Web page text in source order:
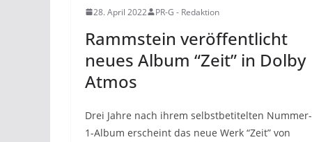
28. April 2022 PR-G - Redaktion
Rammstein veröffentlicht
neues Album “Zeit” in Dolby
Atmos
Drei Jahre nach ihrem selbstbetitelten Nummer-
1-Album erscheint das neue Werk “Zeit” von